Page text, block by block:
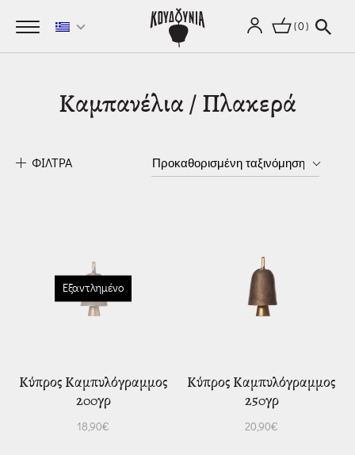
0
Καμπανέλια / Πλακερά
ΦΙΛΤΡΑ
Εξαντλημένο
Κύπρος Καμπυλόγραμμος
200γρ
18,90€
Κύπρος Καμπυλόγραμμος
250γρ
20,90€